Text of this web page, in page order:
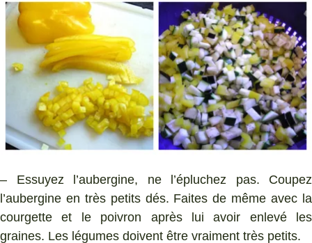
– Essuyez l’aubergine, ne l’épluchez pas. Coupez
l’aubergine en très petits dés. Faites de même avec la
courgette et le poivron après lui avoir enlevé les
graines. Les légumes doivent être vraiment très petits.